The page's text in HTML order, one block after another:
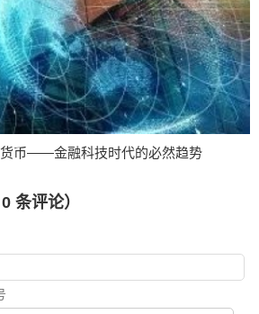
货币——金融科技时代的必然趋势
0 条评论）